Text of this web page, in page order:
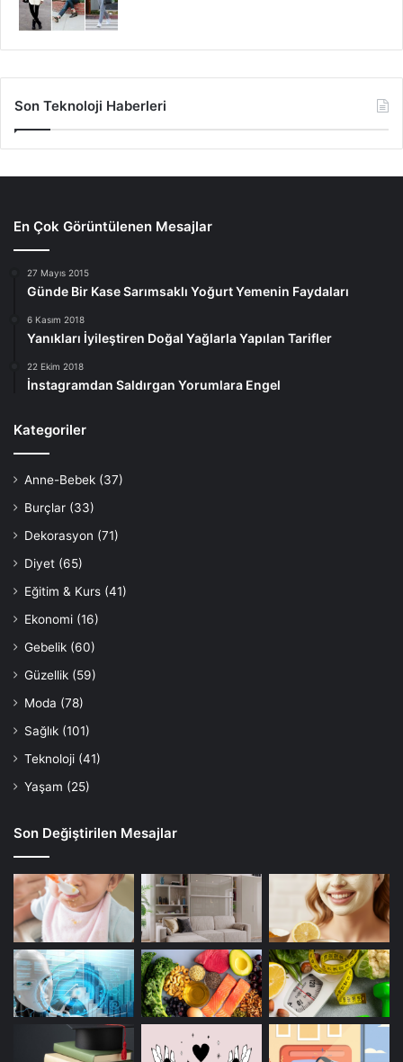
Son Teknoloji Haberleri
En Çok Görüntülenen Mesajlar
27 Mayıs 2015
Günde Bir Kase Sarımsaklı Yoğurt Yemenin Faydaları
6 Kasım 2018
Yanıkları İyileştiren Doğal Yağlarla Yapılan Tarifler
22 Ekim 2018
İnstagramdan Saldırgan Yorumlara Engel
Kategoriler
Anne-Bebek (37)
Burçlar (33)
Dekorasyon (71)
Diyet (65)
Eğitim & Kurs (41)
Ekonomi (16)
Gebelik (60)
Güzellik (59)
Moda (78)
Sağlık (101)
Teknoloji (41)
Yaşam (25)
Son Değiştirilen Mesajlar